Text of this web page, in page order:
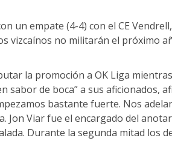
un empate (4-4) con el CE
vizcaínos no militarán el próximo
la promoción a OK Liga
sabor de boca” a sus aficionados,
bastante fuerte. Nos
Jon Viar fue el encargado del
Durante la segunda mitad los